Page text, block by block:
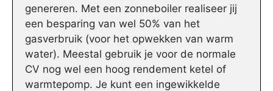
genereren. Met een zonneboiler realiseer jij
een besparing van wel 50% van het
gasverbruik (voor het opwekken van warm
water). Meestal gebruik je voor de normale
CV nog wel een hoog rendement ketel of
warmtepomp. Je kunt een ingewikkelde